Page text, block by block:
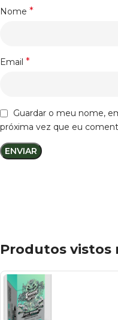
Nome *
Email *
Guardar o meu nome,
próxima vez que eu
Produtos vistos